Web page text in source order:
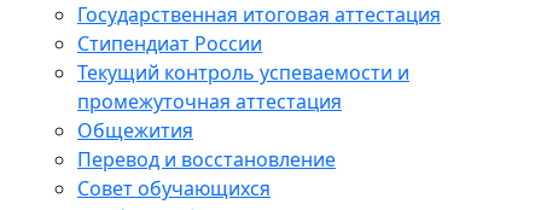
Государственная итоговая аттестация
Стипендиат России
Текущий контроль успеваемости и
промежуточная аттестация
Общежития
Перевод и восстановление
Совет обучающихся